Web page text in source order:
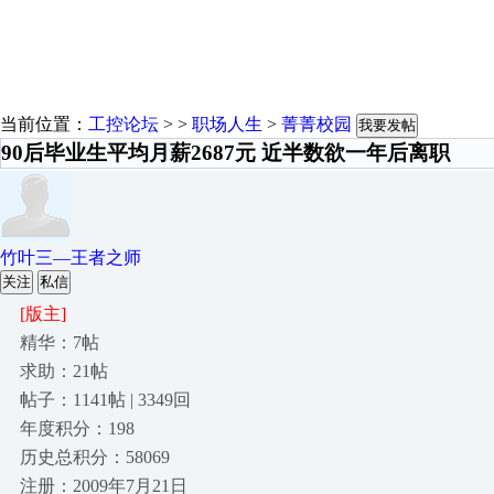
当前位置： 工控论坛 > > 职场人生 > 菁菁校园 我要发帖
90后毕业生平均月薪2687元 近半数欲一年后离职
竹叶三—王者之师
关注 私信
[版主]
精华：7帖
求助：21帖
帖子：1141帖 | 3349回
年度积分：198
历史总积分：58069
注册：2009年7月21日